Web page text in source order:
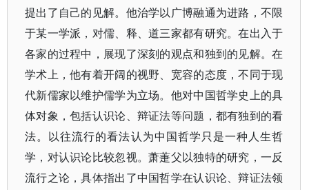
提出了自己的见解。他治学以广博融通为进路，不限
于某一学派，对儒、释、道三家都有研究。在出入于
各家的过程中，展现了深刻的观点和独到的见解。在
学术上，他有着开阔的视野、宽容的态度，不同于现
代新儒家以维护儒学为立场。他对中国哲学史上的具
体对象，包括认识论、辩证法等问题，都有独到的看
法。以往流行的看法认为中国哲学只是一种人生哲
学，对认识论比较忽视。萧萐父以独特的研究，一反
流行之论，具体指出了中国哲学在认识论、辩证法领